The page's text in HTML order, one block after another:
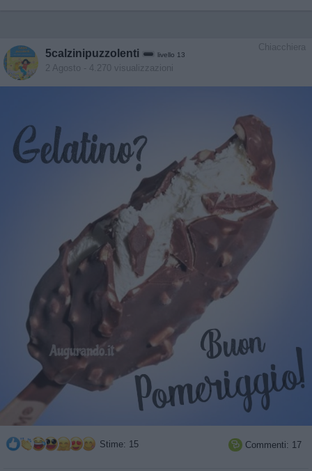
Chiacchiera
5calzinipuzzolenti livello 13
2 Agosto - 4.270 visualizzazioni
Stime: 15  Commenti: 17